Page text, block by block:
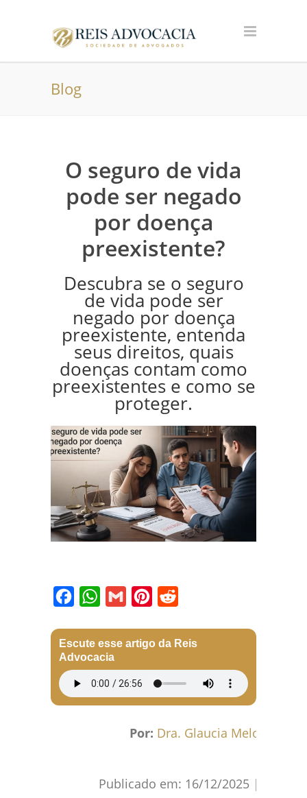
Blog
O seguro de vida
pode ser negado
por doença
preexistente?
Descubra se o seguro
de vida pode ser
negado por doença
preexistente, entenda
seus direitos, quais
doenças contam como
preexistentes e como se
proteger.
Escute esse artigo da Reis
Advocacia
Por: Dra. Glaucia Melo
Publicado em: 16/12/2025 |